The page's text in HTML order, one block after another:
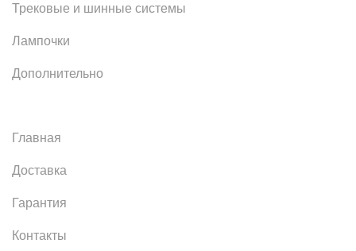
Трековые и шинные системы
Лампочки
Дополнительно
Главная
Доставка
Гарантия
Контакты